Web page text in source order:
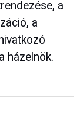
a
a
házelnök.